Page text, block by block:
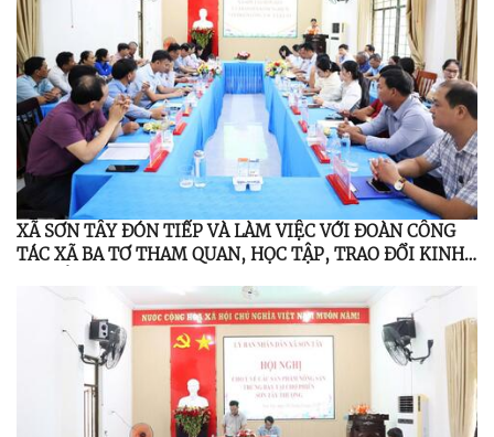
XÃ SƠN TÂY ĐÓN TIẾP VÀ LÀM VIỆC VỚI ĐOÀN CÔNG
TÁC XÃ BA TƠ THAM QUAN, HỌC TẬP, TRAO ĐỔI KINH